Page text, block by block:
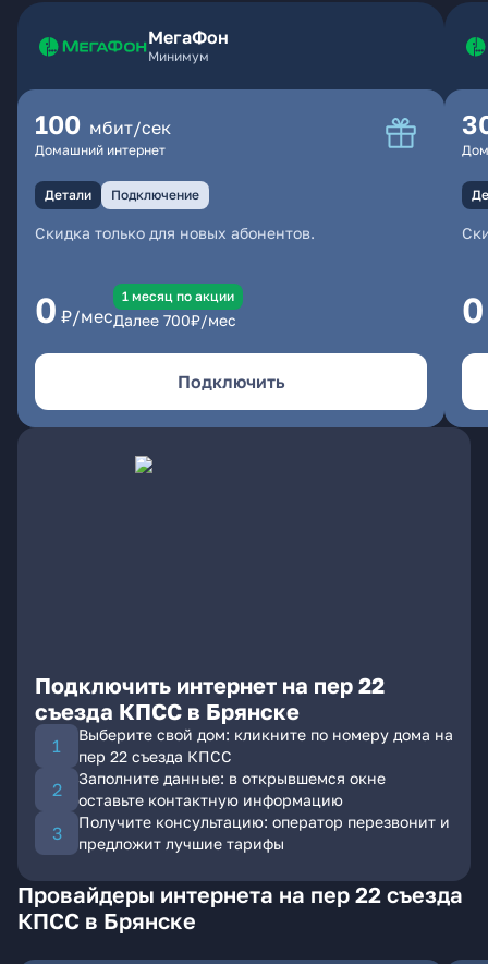
МегаФон
Минимум
100 мбит/сек
Домашний интернет
Детали Подключение
Скидка только для новых абонентов.
0 ₽/мес
1 месяц по акции
Далее 700₽/мес
Подключить
0
Подключить интернет на пер 22
съезда КПСС в Брянске
Выберите свой дом: кликните по номеру дома на
пер 22 съезда КПСС
Заполните данные: в открывшемся окне
оставьте контактную информацию
Получите консультацию: оператор перезвонит и
предложит лучшие тарифы
Провайдеры интернета на пер 22 съезда
КПСС в Брянске